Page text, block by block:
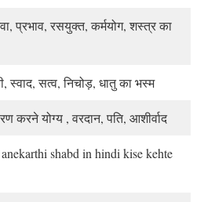
प्रभाव, रसयुक्त, कर्मयोग, शस्त्र का
स्वाद, सत्व, निचोड़, धातु का भस्म
करने योग्य , वरदान, पति, आशीर्वाद
anekarthi shabd in hindi kise kehte